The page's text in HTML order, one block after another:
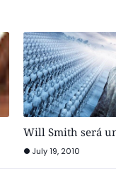
Will Smith será
July 19, 2010